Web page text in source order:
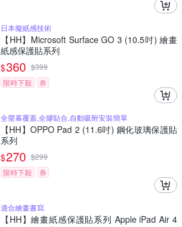
日本擬紙感技術
【HH】Microsoft Surface GO 3 (10.5吋) 繪畫
紙感保護貼系列
$360 $399
限時下殺
券
全螢幕覆蓋,全膠貼合,自動吸附安裝簡單
【HH】OPPO Pad 2 (11.6吋) 鋼化玻璃保護貼
系列
$270 $299
限時下殺
券
適合繪畫書寫
【HH】繪畫紙感保護貼系列 Apple iPad Air 4